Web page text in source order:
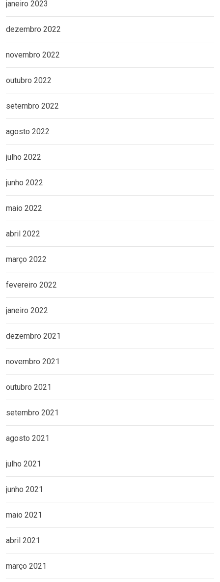
janeiro 2023
dezembro 2022
novembro 2022
outubro 2022
setembro 2022
agosto 2022
julho 2022
junho 2022
maio 2022
abril 2022
março 2022
fevereiro 2022
janeiro 2022
dezembro 2021
novembro 2021
outubro 2021
setembro 2021
agosto 2021
julho 2021
junho 2021
maio 2021
abril 2021
março 2021